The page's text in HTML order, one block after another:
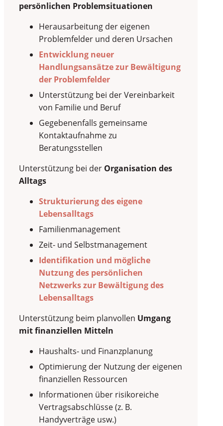
persönlichen Problemsituationen
Herausarbeitung der eigenen
Problemfelder und deren Ursachen
Entwicklung neuer
Handlungsansätze zur Bewältigung
der Problemfelder
Unterstützung bei der Vereinbarkeit
von Familie und Beruf
Gegebenenfalls gemeinsame
Kontaktaufnahme zu
Beratungsstellen
Unterstützung bei der Organisation des
Alltags
Strukturierung des eigene
Lebensalltags
Familienmanagement
Zeit- und Selbstmanagement
Identifikation und mögliche
Nutzung des persönlichen
Netzwerks zur Bewältigung des
Lebensalltags
Unterstützung beim planvollen Umgang
mit finanziellen Mitteln
Haushalts- und Finanzplanung
Optimierung der Nutzung der eigenen
finanziellen Ressourcen
Informationen über risikoreiche
Vertragsabschlüsse (z. B.
Handyverträge usw.)